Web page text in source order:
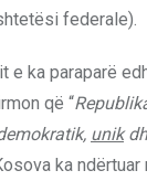
federale).
e ka paraparë
që “
unik
ka ndërtuar